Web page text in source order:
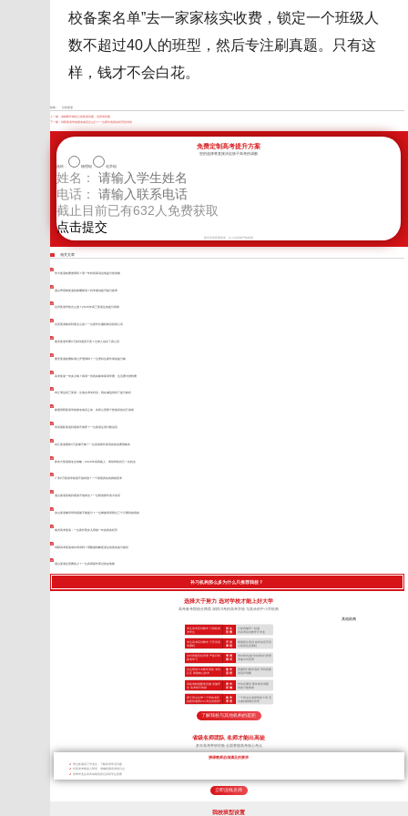
校备案名单”去一家家核实收费，锁定一个班级人
数不超过40人的班型，然后专注刷真题。只有这
样，钱才不会白花。
标签： 甘孜复读
上一篇： 成都家长最担心的复读问题，这里有答案
下一篇：
绵阳复读学校报名电话怎么打？一位家长的真实经历告诉你
免费定制高考提升方案
您的选择将直接决定孩子高考的成败
选科： 物理组 化学组
姓名：
电话：
截止目前已有632 人免费获取
新学高考郑重承诺，以上信息将严格保密
相关文章
学大复读收费透明吗？用一年时间算清这笔提分投资账
眉山寄宿制复读机构哪家强？科学规划提升提分效率
达州复读学校怎么选？2026年高三复读生的提分真相
自贡复读集训到底怎么选？一位家长扒遍机构后的真心话
南充复读学费3万多到底贵不贵？过来人说出了真心话
雅安复读收费标准公开透明吗？一位理科生家长算的提分账
高考复读一年多少钱？我用一张真实账单算清学费、生活费与资料费
内江周边高三复读：生地会考失利后，我在威远找到了提分路径
拨通资阳复读学校报名电话之前，先和心里那个想放弃的自己谈谈
东辰国际复读到底推不推荐？一位复读生用分数说话
内江复读预算3万多够不够？一位高四家长算清的真实费用账本
新东方复读报名全攻略：2026年高四路上，请你再给自己一次机会
广安8万复读学校值不值得选？一个家庭真实的择校思考
眉山复读基地到底值不值得去？一位陪读家长的大实话
凉山复读辅导班到底能不能提分？一位彝族母亲蹲点三个月看到的真相
南充高考复读：一位家长陪女儿再战一年的真实经历
绵阳高考复读成功率高吗？用数据拆解复读生的真实提分路径
眉山复读住宿费多少？一位高四家长算过的这笔账
补习机构那么多为什么只推荐我校？
选择大于努力 选对学校才能上好大学
高考备考院校分两类 深耕川考的高考学校 与其余的中小学机构
其他机构
专注高考应试教学 只招收高
考学生
招 生
范 围
小初高辅导一起做
对高考应试教学不专业
专注高考应试教学 只开设高
考课程
开 设
课 程
根据招生情况 临时决定开设
小初高任意课程
全封闭规范化管理 严抓日常
备考学习
管 理
模 式
非封闭式(或“半封闭式”)管理
非集中式管理
自主研发TLE教学系统 专利
认证 掌握核心技术
教 学
流 程
照搬同行教学流程 学到表面
依葫芦画瓢
高标准校园配套设施 设施齐
全 高考绝不将就
硬 件
设 施
作坊式课堂 硬件条件局限
很多只能将就
两个班主任带一个班加专职
的夜班老师24小时全程陪护
教 学
管 理
一个班主任老师带多个班 无
法做到精细化管理
了解我校与其他机构的差距
省级名师团队 名师才能出高徒
多年高考带班经验 全面掌握高考核心考点
授课教师必须满足的要求
带过多届高三毕业生，了解高考常见问题
对高考考纲深入研究，准确把握高考得分点
所带毕业生高考成绩优异且深受学生喜爱
立即连线名师
我校班型设置